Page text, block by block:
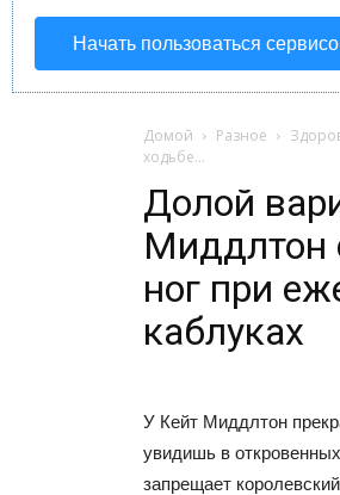
Начать пользоваться
Домой Разное
ходьбе...
Долой
Миддлтон
ног при
каблуках
У Кейт Миддлтон
увидишь в
запрещает